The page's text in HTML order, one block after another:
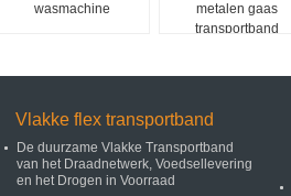
wasmachine
metalen gaas
transportband
Vlakke flex transportband
De duurzame Vlakke Transportband
van het Draadnetwerk, Voedsellevering
en het Drogen in Voorraad